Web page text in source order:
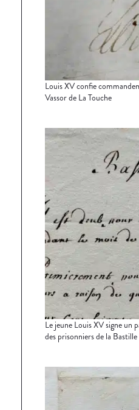
Louis XV confie
Vassor de La Touche
Le jeune Louis XV signe
des prisonniers de la Bastille